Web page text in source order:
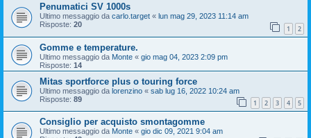
Penumatici SV 1000s
Ultimo messaggio da carlo.target « lun mag 29, 2023 11:14 am
Risposte: 20 1 2
Gomme e temperature.
Ultimo messaggio da Monte « gio mag 04, 2023 2:09 pm
Risposte: 14
Mitas sportforce plus o touring force
Ultimo messaggio da lorenzino « sab lug 16, 2022 10:24 am
Risposte: 89 1 2 3 4 5
Consiglio per acquisto smontagomme
Ultimo messaggio da Monte « gio dic 09, 2021 9:04 am